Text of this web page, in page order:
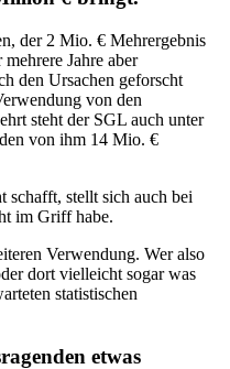
der 2 Mio. € Mehrergebnis
Jahre aber
den Ursachen geforscht
von den
steht der SGL auch unter
von ihm 14 Mio. €
schafft, stellt sich auch bei
im Griff habe.
Verwendung. Wer also
dort vielleicht sogar was
statistischen
etwas